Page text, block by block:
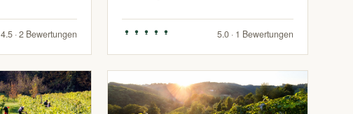
4.5 · 2 Bewertungen 5.0 · 1 Bewertungen